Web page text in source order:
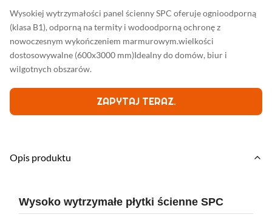
Wysokiej wytrzymałości panel ścienny SPC oferuje ognioodporną
(klasa B1), odporną na termity i wodoodporną ochronę z
nowoczesnym wykończeniem marmurowym.wielkości
dostosowywalne (600x3000 mm)Idealny do domów, biur i
wilgotnych obszarów.
ZAPYTAJ TERAZ.
Opis produktu
Wysoko wytrzymałe płytki ścienne SPC